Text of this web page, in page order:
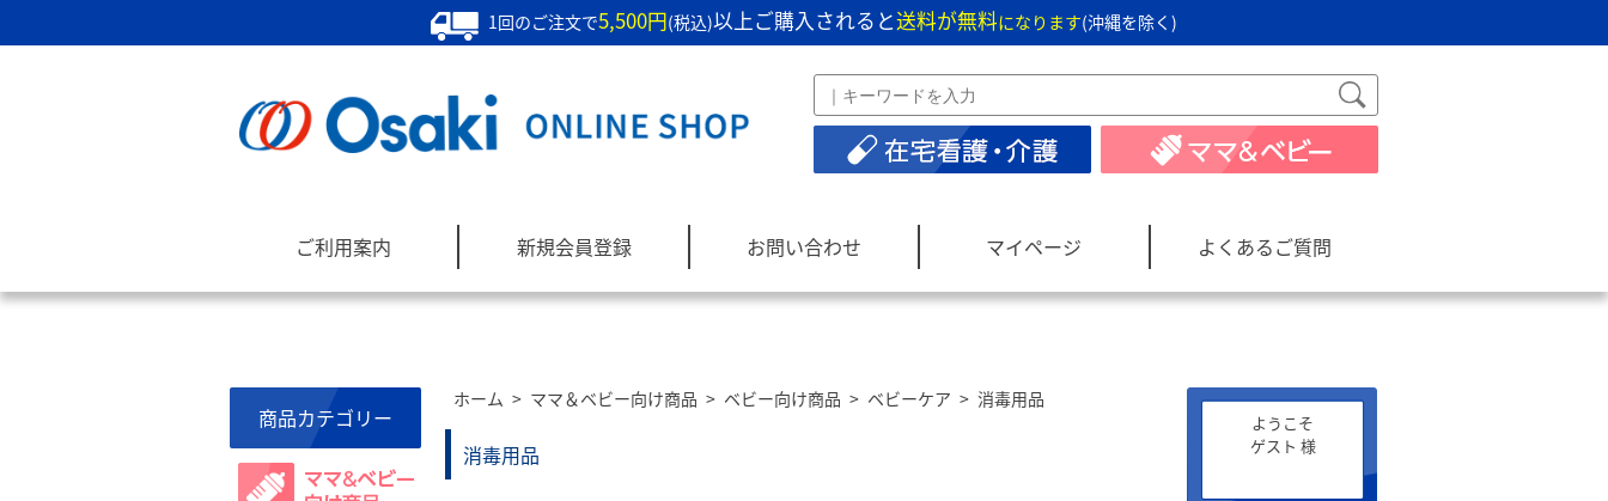
1回のご注文で5,500円(税込)以上ご購入されると送料が無料になります(沖縄を除く)
ご利用案内 新規会員登録 お問い合わせ マイページ よくあるご質問
ホーム > ママ＆ベビー向け商品 > ベビー向け商品 > ベビーケア > 消毒用品
消毒用品
商品カテゴリー
ようこそ
ゲスト 様